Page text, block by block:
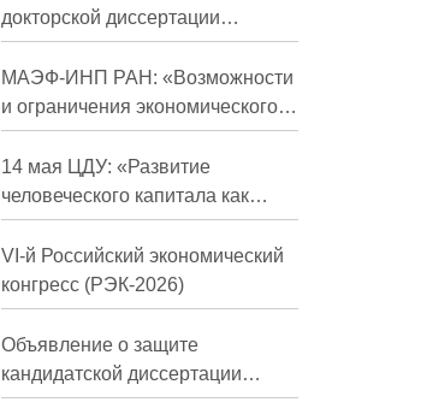
докторской диссертации
Кузнецова Михаила
Евгеньевича
МАЭФ-ИНП РАН: «Возможности
и ограничения экономического
развития России в средне- и
долгосрочной перспективе»
14 мая ЦДУ: «Развитие
человеческого капитала как
фактор экономического роста»
VI-й Российский экономический
конгресс (РЭК-2026)
Объявление о защите
кандидатской диссертации
Трындиной Николь Сергеевны